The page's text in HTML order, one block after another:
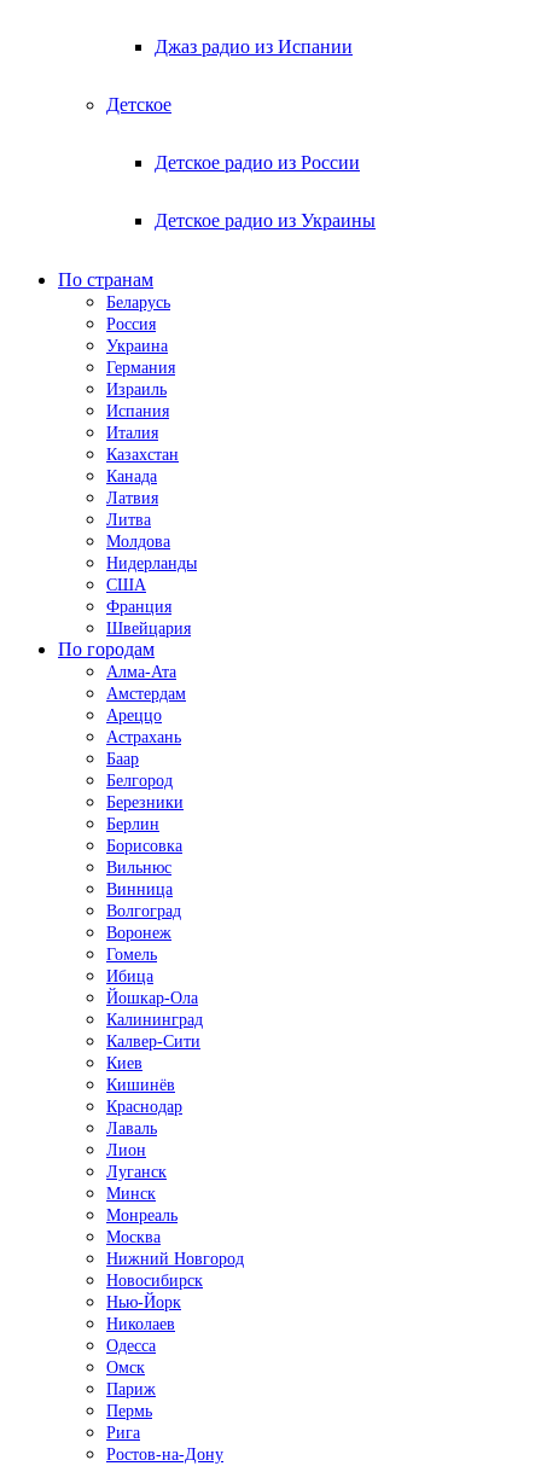
Джаз радио из Испании
Детское
Детское радио из России
Детское радио из Украины
По странам
Беларусь
Россия
Украина
Германия
Израиль
Испания
Италия
Казахстан
Канада
Латвия
Литва
Молдова
Нидерланды
США
Франция
Швейцария
По городам
Алма-Ата
Амстердам
Ареццо
Астрахань
Баар
Белгород
Березники
Берлин
Борисовка
Вильнюс
Винница
Волгоград
Воронеж
Гомель
Ибица
Йошкар-Ола
Калининград
Калвер-Сити
Киев
Кишинёв
Краснодар
Лаваль
Лион
Луганск
Минск
Монреаль
Москва
Нижний Новгород
Новосибирск
Нью-Йорк
Николаев
Одесса
Омск
Париж
Пермь
Рига
Ростов-на-Дону